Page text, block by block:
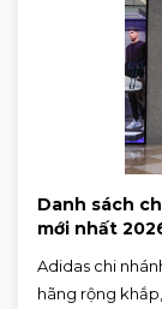
Danh sách
mới nhất
Adidas chi
hãng rộng